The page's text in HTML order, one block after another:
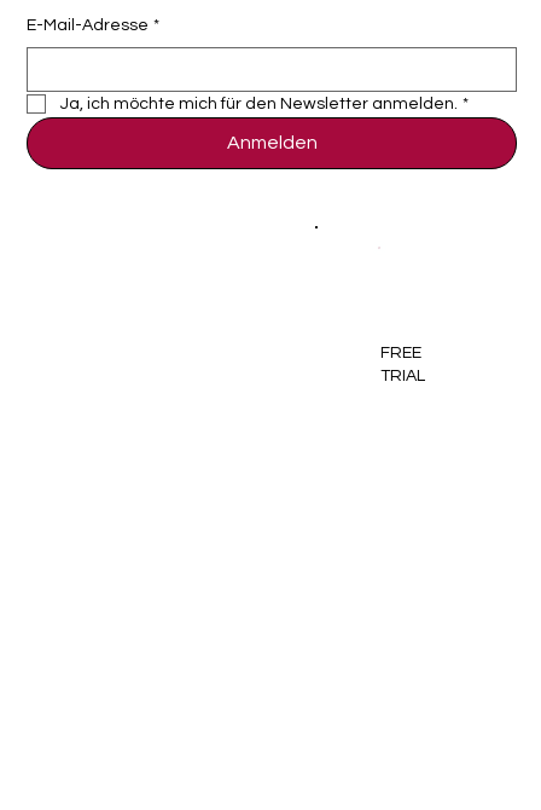
Android MDM Free: Kostenlose Mobile
Device Management Lösungen im
E-Mail-Adresse *
Ja, ich möchte mich für den Newsletter anmelden. *
Anmelden
FREE
TRIAL